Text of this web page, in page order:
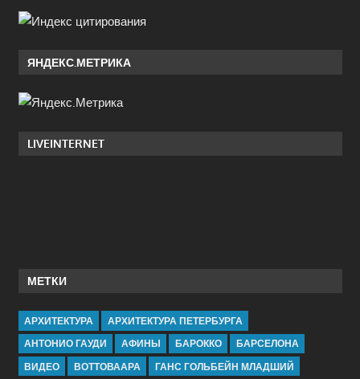
ЯНДЕКС.МЕТРИКА
LIVEINTERNET
МЕТКИ
АРХИТЕКТУРА
АРХИТЕКТУРА ПЕТЕРБУРГА
АНТОНИО ГАУДИ
АФИНЫ БАРОККО
БАРСЕЛОНА
ВИДЕО
ВОТТОВААРА
ГАНС ГОЛЬБЕЙН МЛАДШИЙ